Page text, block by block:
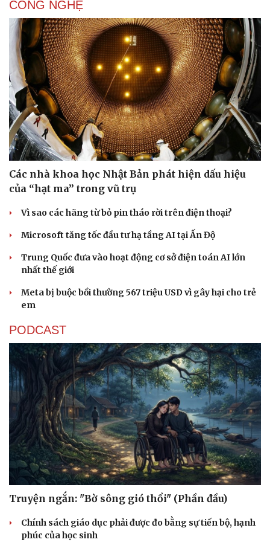
CÔNG NGHỆ
Các nhà khoa học Nhật Bản phát hiện dấu hiệu
của “hạt ma” trong vũ trụ
Vì sao các hãng từ bỏ pin tháo rời trên điện thoại?
Microsoft tăng tốc đầu tư hạ tầng AI tại Ấn Độ
Trung Quốc đưa vào hoạt động cơ sở điện toán AI lớn
nhất thế giới
Meta bị buộc bồi thường 567 triệu USD vì gây hại cho trẻ
em
PODCAST
Truyện ngắn: "Bờ sông gió thổi" (Phần đầu)
Chính sách giáo dục phải được đo bằng sự tiến bộ, hạnh
phúc của học sinh